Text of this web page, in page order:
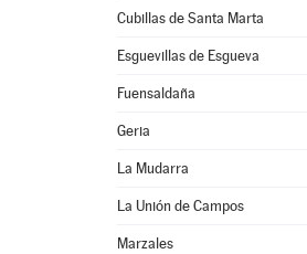
Cubillas de Santa Marta
Esguevillas de Esgueva
Fuensaldaña
Geria
La Mudarra
La Unión de Campos
Marzales